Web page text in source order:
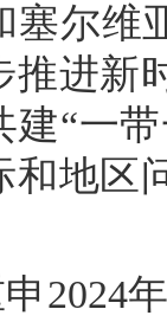
塞尔维
推进新
建“一
和地区
2024